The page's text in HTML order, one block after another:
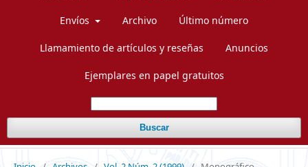
Envíos Archivo Último número
Llamamiento de artículos y reseñas Anuncios
Ejemplares en papel gratuitos
Buscar